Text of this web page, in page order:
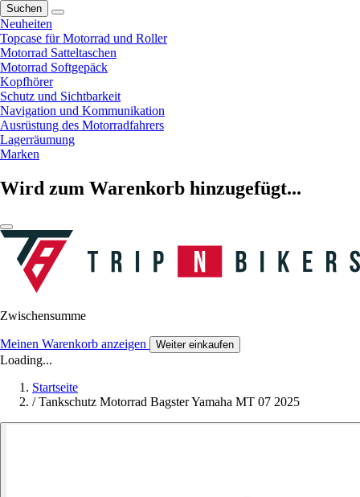
Suchen
Neuheiten
Topcase für Motorrad und Roller
Motorrad Satteltaschen
Motorrad Softgepäck
Kopfhörer
Schutz und Sichtbarkeit
Navigation und Kommunikation
Ausrüstung des Motorradfahrers
Lagerräumung
Marken
Wird zum Warenkorb hinzugefügt...
Zwischensumme
Meinen Warenkorb anzeigen Weiter einkaufen
Loading...
Startseite
/ Tankschutz Motorrad Bagster Yamaha MT 07 2025